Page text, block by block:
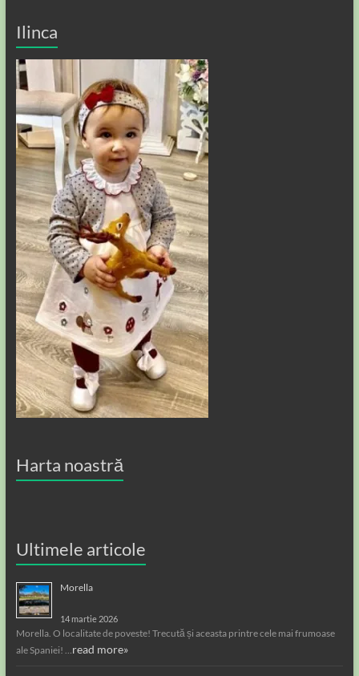
Ilinca
Harta noastră
Ultimele articole
Morella
14 martie 2026
Morella. O localitate de poveste! Trecută și aceasta printre cele mai frumoase
ale Spaniei! … read more»